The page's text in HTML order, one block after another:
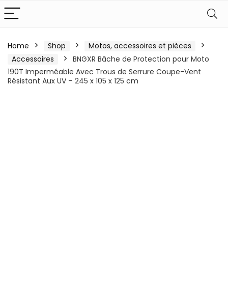
Home Shop
Motos, accessoires et pièces
Accessoires
BNGXR Bâche de Protection pour Moto
190T Imperméable Avec Trous de Serrure Coupe-Vent
Résistant Aux UV – 245 x 105 x 125 cm